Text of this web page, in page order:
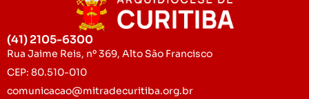
(41) 2105-6300
Rua Jaime Reis, nº 369, Alto São Francisco
CEP: 80.510-010
comunicacao@mitradecuritiba.org.br